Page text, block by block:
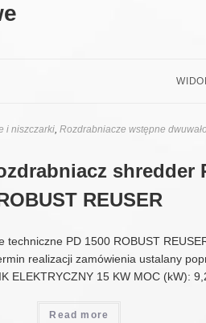
i niszczarki,Rozdrabniacze wstępne
shredder
REUSER
techniczne PD 1500 ROBUST
realizacji zamówienia ustalany
ELEKTRYCZNY 15 KW MOC (kW):
Read more